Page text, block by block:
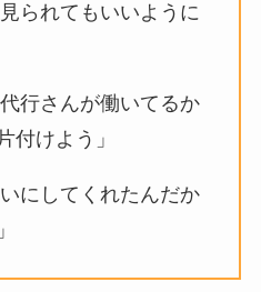
られてもいいように
行さんが働いてるか
付けよう」
にしてくれたんだか